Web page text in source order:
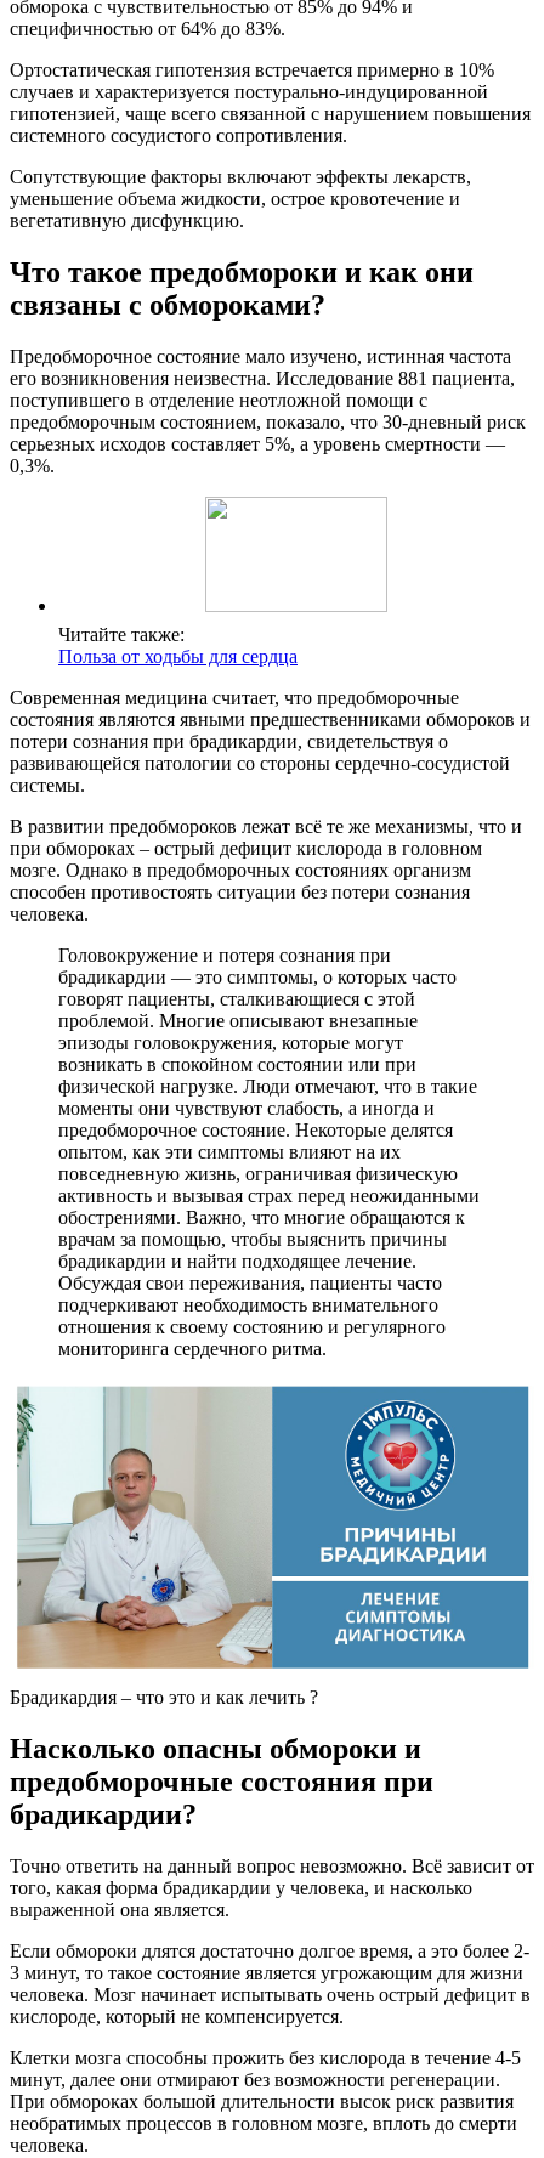
обморока с чувствительностью от 85% до 94% и
специфичностью от 64% до 83%.
Ортостатическая гипотензия встречается примерно в 10%
случаев и характеризуется постурально-индуцированной
гипотензией, чаще всего связанной с нарушением повышения
системного сосудистого сопротивления.
Сопутствующие факторы включают эффекты лекарств,
уменьшение объема жидкости, острое кровотечение и
вегетативную дисфункцию.
Что такое предобмороки и как они
связаны с обмороками?
Предобморочное состояние мало изучено, истинная частота
его возникновения неизвестна. Исследование 881 пациента,
поступившего в отделение неотложной помощи с
предобморочным состоянием, показало, что 30-дневный риск
серьезных исходов составляет 5%, а уровень смертности —
0,3%.
Читайте также:
Польза от ходьбы для сердца
Современная медицина считает, что предобморочные
состояния являются явными предшественниками обмороков и
потери сознания при брадикардии, свидетельствуя о
развивающейся патологии со стороны сердечно-сосудистой
системы.
В развитии предобмороков лежат всё те же механизмы, что и
при обмороках – острый дефицит кислорода в головном
мозге. Однако в предобморочных состояниях организм
способен противостоять ситуации без потери сознания
человека.
Головокружение и потеря сознания при
брадикардии — это симптомы, о которых часто
говорят пациенты, сталкивающиеся с этой
проблемой. Многие описывают внезапные
эпизоды головокружения, которые могут
возникать в спокойном состоянии или при
физической нагрузке. Люди отмечают, что в такие
моменты они чувствуют слабость, а иногда и
предобморочное состояние. Некоторые делятся
опытом, как эти симптомы влияют на их
повседневную жизнь, ограничивая физическую
активность и вызывая страх перед неожиданными
обострениями. Важно, что многие обращаются к
врачам за помощью, чтобы выяснить причины
брадикардии и найти подходящее лечение.
Обсуждая свои переживания, пациенты часто
подчеркивают необходимость внимательного
отношения к своему состоянию и регулярного
мониторинга сердечного ритма.
Брадикардия – что это и как лечить ?
Насколько опасны обмороки и
предобморочные состояния при
брадикардии?
Точно ответить на данный вопрос невозможно. Всё зависит от
того, какая форма брадикардии у человека, и насколько
выраженной она является.
Если обмороки длятся достаточно долгое время, а это более 2-
3 минут, то такое состояние является угрожающим для жизни
человека. Мозг начинает испытывать очень острый дефицит в
кислороде, который не компенсируется.
Клетки мозга способны прожить без кислорода в течение 4-5
минут, далее они отмирают без возможности регенерации.
При обмороках большой длительности высок риск развития
необратимых процессов в головном мозге, вплоть до смерти
человека.